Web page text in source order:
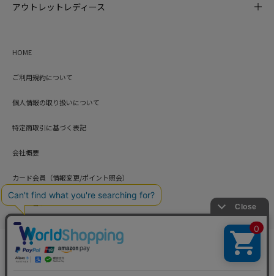
アウトレットレディース
HOME
ご利用規約について
個人情報の取り扱いについて
特定商取引に基づく表記
会社概要
カード会員（情報変更/ポイント照会）